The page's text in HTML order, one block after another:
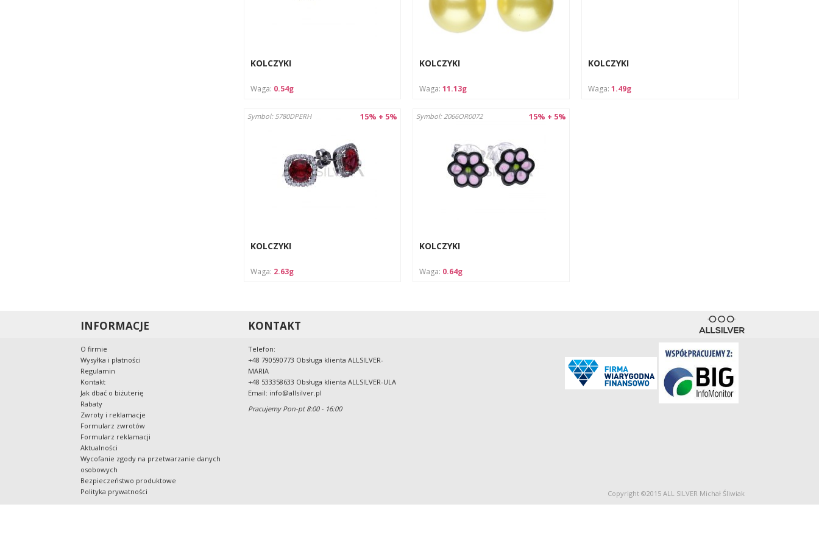
Czyścić za pomocą miękkiej ściereczki przeznaczonej do biżuterii.
KOLCZYKI
Waga: 0.54g
KOLCZYKI
Waga: 11.13g
KOLCZYKI
Waga: 1.49g
15% + 5%
Symbol: 5780DPERH
KOLCZYKI
Waga: 2.63g
15% + 5%
Symbol: 2066OR0072
KOLCZYKI
Waga: 0.64g
INFORMACJE
O firmie
Wysyłka i płatności
Regulamin
Kontakt
Jak dbać o biżuterię
Rabaty
Zwroty i reklamacje
Formularz zwrotów
Formularz reklamacji
Aktualności
Wycofanie zgody na przetwarzanie danych
osobowych
Bezpieczeństwo produktowe
Polityka prywatności
KONTAKT
Telefon:
+48 790590773 Obsługa klienta ALLSILVER-
MARIA
+48 533358633 Obsługa klienta ALLSILVER-ULA
Email: info@allsilver.pl
Pracujemy Pon-pt 8:00 - 16:00
Copyright ©2015 ALL SILVER Michał Śliwiak